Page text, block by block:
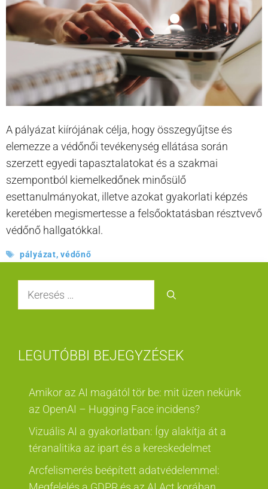
A pályázat kiírójának célja, hogy összegyűjtse és
elemezze a védőnői tevékenység ellátása során
szerzett egyedi tapasztalatokat és a szakmai
szempontból kiemelkedőnek minősülő
esettanulmányokat, illetve azokat gyakorlati képzés
keretében megismertesse a felsőoktatásban résztvevő
védőnő hallgatókkal.
Címkék
pályázat,védőnő
Keresés:
LEGUTÓBBI BEJEGYZÉSEK
Amikor az AI magától tör be: mit üzen nekünk
az OpenAI – Hugging Face incidens?
Vizuális AI a gyakorlatban: Így alakítja át a
téranalitika az ipart és a kereskedelmet
Arcfelismerés beépített adatvédelemmel: